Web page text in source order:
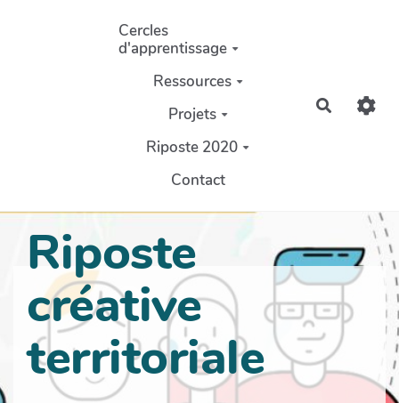
Aller au contenu principal
Cercles
d'apprentissage
Ressources
Projets
Riposte 2020
Contact
Riposte
créative
territoriale